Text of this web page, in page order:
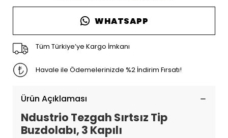
WHATSAPP
Tüm Türkiye’ye Kargo İmkanı
Havale ile Ödemelerinizde %2 İndirim Fırsatı!
Ürün Açıklaması
Ndustrio Tezgah Sırtsız Tip
Buzdolabı, 3 Kapılı